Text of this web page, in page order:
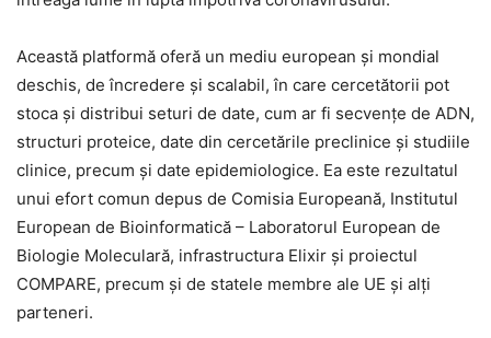
Această platformă oferă un mediu european și mondial
deschis, de încredere și scalabil, în care cercetătorii pot
stoca și distribui seturi de date, cum ar fi secvențe de ADN,
structuri proteice, date din cercetările preclinice și studiile
clinice, precum și date epidemiologice. Ea este rezultatul
unui efort comun depus de Comisia Europeană, Institutul
European de Bioinformatică – Laboratorul European de
Biologie Moleculară, infrastructura Elixir și proiectul
COMPARE, precum și de statele membre ale UE și alți
parteneri.